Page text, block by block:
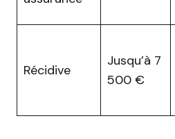
Récidive
Jusqu’à 7
500 €